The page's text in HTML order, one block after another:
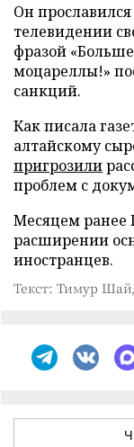
Он
телевидении
фразой
моцареллы!»
санкций.
Как писала
алтайскому
пригрозили
проблем с
Месяцем ранее
расширении
иностранцев.
Текст: Тимур